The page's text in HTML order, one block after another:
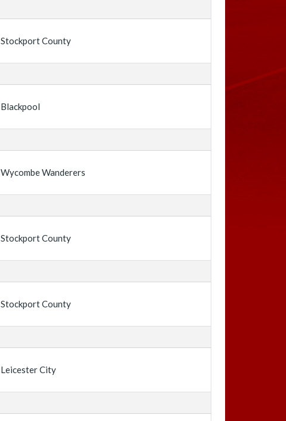
Stockport County
Blackpool
Wycombe Wanderers
Stockport County
Stockport County
Leicester City